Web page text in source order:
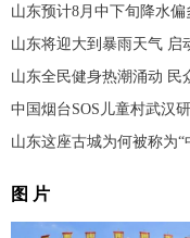
山东预计8月中下旬降水
山东将迎大到暴雨天气 启
山东全民健身热潮涌动 民
中国烟台SOS儿童村武汉
山东这座古城为何被称为“
图 片